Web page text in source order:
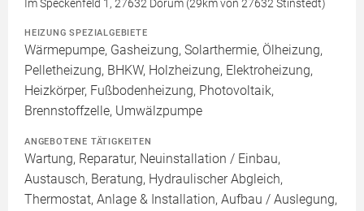
Im Speckenfeld 1, 27632 Dorum (29km von 27632 Stinstedt)
HEIZUNG SPEZIALGEBIETE
Wärmepumpe, Gasheizung, Solarthermie, Ölheizung,
Pelletheizung, BHKW, Holzheizung, Elektroheizung,
Heizkörper, Fußbodenheizung, Photovoltaik,
Brennstoffzelle, Umwälzpumpe
ANGEBOTENE TÄTIGKEITEN
Wartung, Reparatur, Neuinstallation / Einbau,
Austausch, Beratung, Hydraulischer Abgleich,
Thermostat, Anlage & Installation, Aufbau / Auslegung,